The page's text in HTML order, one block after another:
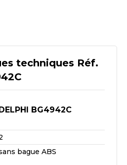
techniques Réf.
BG4942C
bague ABS